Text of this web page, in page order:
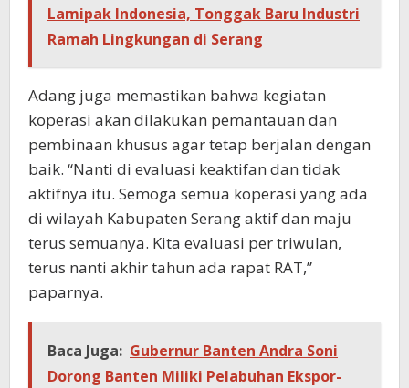
Lamipak Indonesia, Tonggak Baru Industri
Ramah Lingkungan di Serang
Adang juga memastikan bahwa kegiatan
koperasi akan dilakukan pemantauan dan
pembinaan khusus agar tetap berjalan dengan
baik. “Nanti di evaluasi keaktifan dan tidak
aktifnya itu. Semoga semua koperasi yang ada
di wilayah Kabupaten Serang aktif dan maju
terus semuanya. Kita evaluasi per triwulan,
terus nanti akhir tahun ada rapat RAT,”
paparnya.
Baca Juga: Gubernur Banten Andra Soni
Dorong Banten Miliki Pelabuhan Ekspor-